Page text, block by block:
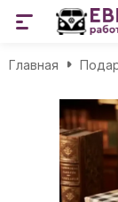
Главная